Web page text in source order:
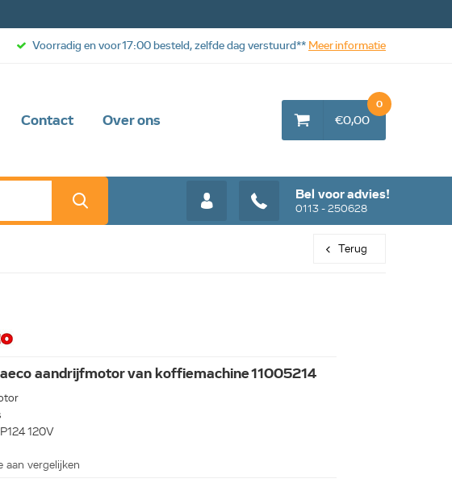
Contact Over ons
Bel voor advies!
0113 - 250628
€0,00
0
Voorradig en voor 17:00 besteld, zelfde dag verstuurd** Meer informatie
Terug
aandrijfmotor van koffiemachine 11005214
120V
aan vergelijken